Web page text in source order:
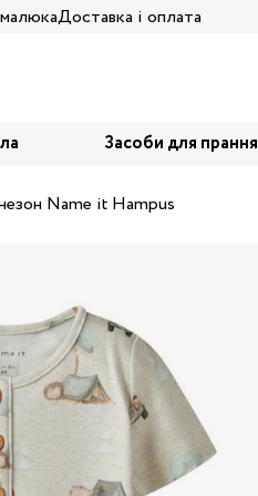
Доставка і оплата
Засоби для прання
Name it Hampus